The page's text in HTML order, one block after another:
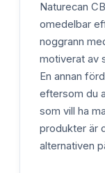
Naturecan
omedelbar
noggrann
motiverat av
En annan
eftersom du
som vill ha
produkter är
alternativen